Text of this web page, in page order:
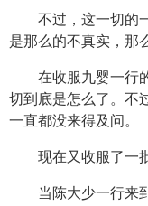
不过，这一切的
是那么的不真实，那
在收服九婴一行
切到底是怎么了。不
一直都没来得及问。
现在又收服了一
当陈大少一行来